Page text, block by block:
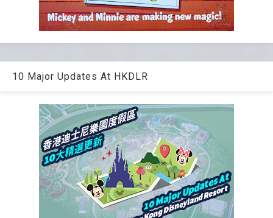
10 Major Updates At HKDLR